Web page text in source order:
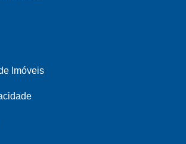
Imóveis